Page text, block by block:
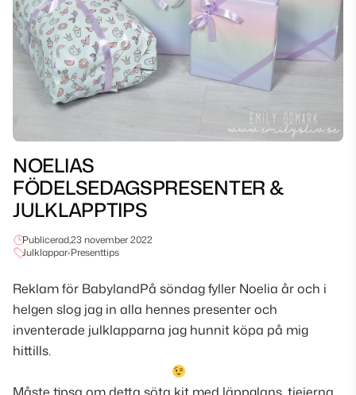
NOELIAS
FÖDELSEDAGSPRESENTER &
JULKLAPPTIPS
Publicerad,23 november 2022
Julklappar•Presenttips
Reklam för BabylandPå söndag fyller Noelia år och i
helgen slog jag in alla hennes presenter och
inventerade julklapparna jag hunnit köpa på mig
hittills.